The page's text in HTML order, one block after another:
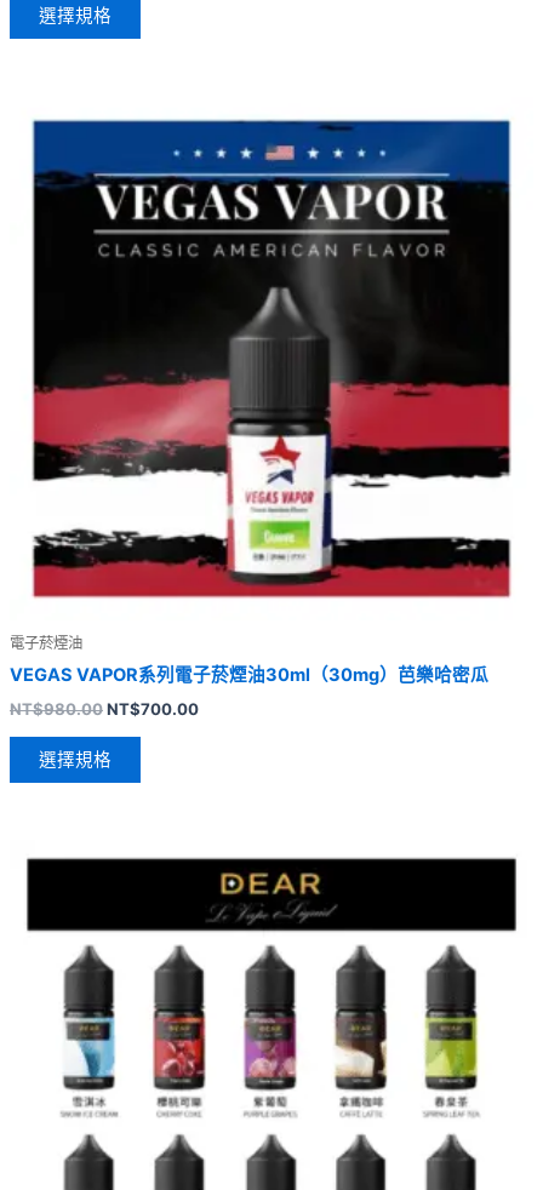
選擇規格
電子菸煙油
VEGAS VAPOR系列電子菸煙油30ml（30mg）芭樂哈密瓜
NT$980.00NT$700.00
選擇規格